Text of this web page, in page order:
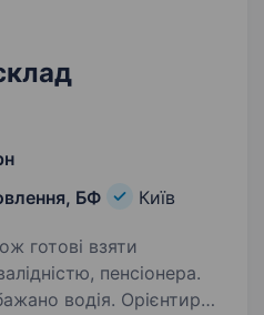
БФ
Київ
готові взяти
пенсіонера.
водія. Орієнтир